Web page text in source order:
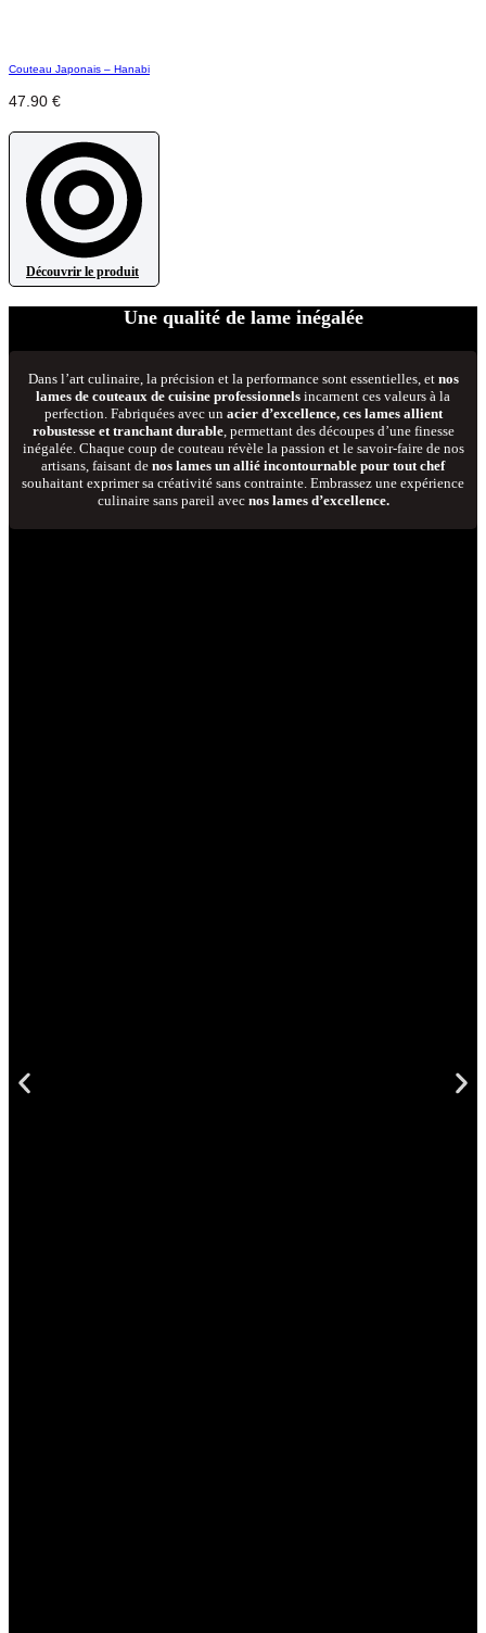
Couteau Japonais – Hanabi
47.90 €
Découvrir le produit
Une qualité de lame inégalée
Dans l’art culinaire, la précision et la performance sont essentielles, et nos
lames de couteaux de cuisine professionnels incarnent ces valeurs à la
perfection. Fabriquées avec un acier d’excellence, ces lames allient
robustesse et tranchant durable, permettant des découpes d’une finesse
inégalée. Chaque coup de couteau révèle la passion et le savoir-faire de nos
artisans, faisant de nos lames un allié incontournable pour tout chef
souhaitant exprimer sa créativité sans contrainte. Embrassez une expérience
culinaire sans pareil avec nos lames d’excellence.